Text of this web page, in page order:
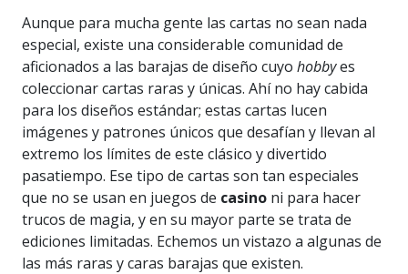
Aunque para mucha gente las cartas no sean nada
especial, existe una considerable comunidad de
aficionados a las barajas de diseño cuyo hobbyes
coleccionar cartas raras y únicas. Ahí no hay cabida
para los diseños estándar; estas cartas lucen
imágenes y patrones únicos que desafían y llevan al
extremo los límites de este clásico y divertido
pasatiempo. Ese tipo de cartas son tan especiales
que no se usan en juegos de casino ni para hacer
trucos de magia, y en su mayor parte se trata de
ediciones limitadas. Echemos un vistazo a algunas de
las más raras y caras barajas que existen.